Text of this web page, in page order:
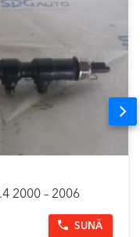
2000 – 2006
SUNĂ